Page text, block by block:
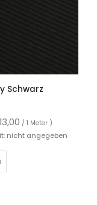
Schwarz
/ 1 Meter )
nicht angegeben